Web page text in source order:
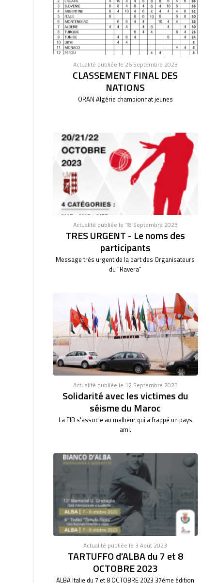
Actualité publiée le 26 Septembre 2023
CLASSEMENT FINAL DES
NATIONS
ORAN Algérie championnat jeunes
Actualité publiée le 18 Septembre 2023
TRES URGENT - Le noms des
participants
Message très urgent de la part des Organisateurs
du "Ravera"
Actualité publiée le 12 Septembre 2023
Solidarité avec les victimes du
séisme du Maroc
La FIB s'associe au malheur qui a frappé un pays
ami.
Actualité publiée le 3 Août 2023
TARTUFFO d'ALBA du 7 et 8
OCTOBRE 2023
ALBA Italie du 7 et 8 OCTOBRE 2023 37ème édition